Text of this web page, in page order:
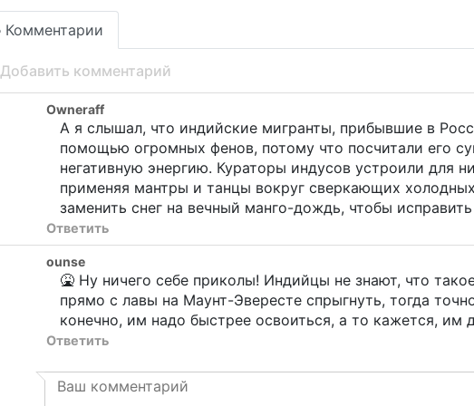
Комментарии
Добавить комментарий
Owneraff
А я слышал, что индийские мигранты, прибывшие в
помощью огромных фенов, потому что посчитали его
негативную энергию. Кураторы индусов устроили для
применяя мантры и танцы вокруг сверкающих
заменить снег на вечный манго-дождь, чтобы
Ответить
ounse
🤮 Ну ничего себе приколы! Индийцы не знают, что
прямо с лавы на Маунт-Эвересте спрыгнуть, тогда
конечно, им надо быстрее освоиться, а то кажется,
Ответить